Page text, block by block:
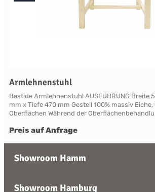
Armlehnenstuhl
Bastide Armlehnenstuhl AUSFÜHRUNG Breite
mm x Tiefe 470 mm Gestell 100% massiv
Oberflächen Während der
angewendet, die den Möbeln ein traditionelles,
Charakter einer lebendigen Küche. Lieferbar in
Rouge, Blanc und Creme. Ihrem persönlichen
Preis auf Anfrage
Showroom Hamm
Showroom Hamburg